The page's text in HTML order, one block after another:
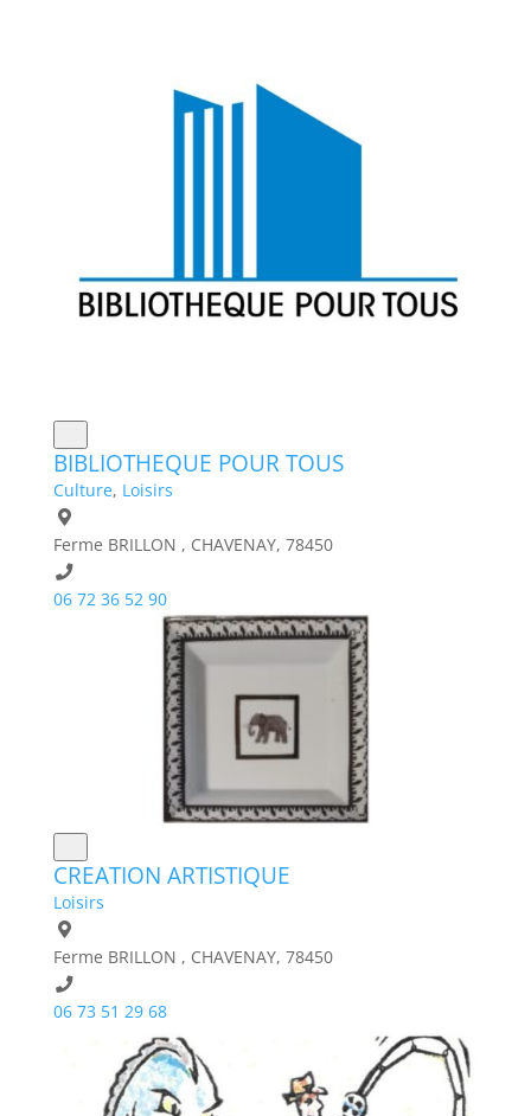
BIBLIOTHEQUE POUR TOUS
Culture, Loisirs
Ferme BRILLON , CHAVENAY, 78450
06 72 36 52 90
CREATION ARTISTIQUE
Loisirs
Ferme BRILLON , CHAVENAY, 78450
06 73 51 29 68